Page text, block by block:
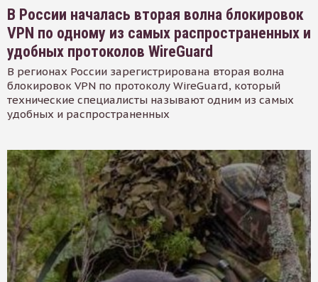
В России началась вторая волна блокировок
VPN по одному из самых распространенных и
удобных протоколов WireGuard
В регионах России зарегистрирована вторая волна
блокировок VPN по протоколу WireGuard, который
технические специалисты называют одним из самых
удобных и распространенных